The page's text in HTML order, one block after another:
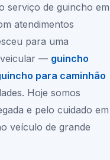
serviço de guincho em
atendimentos
para uma
veicular — guincho
para caminhão
Hoje somos
e pelo cuidado em
veículo de grande